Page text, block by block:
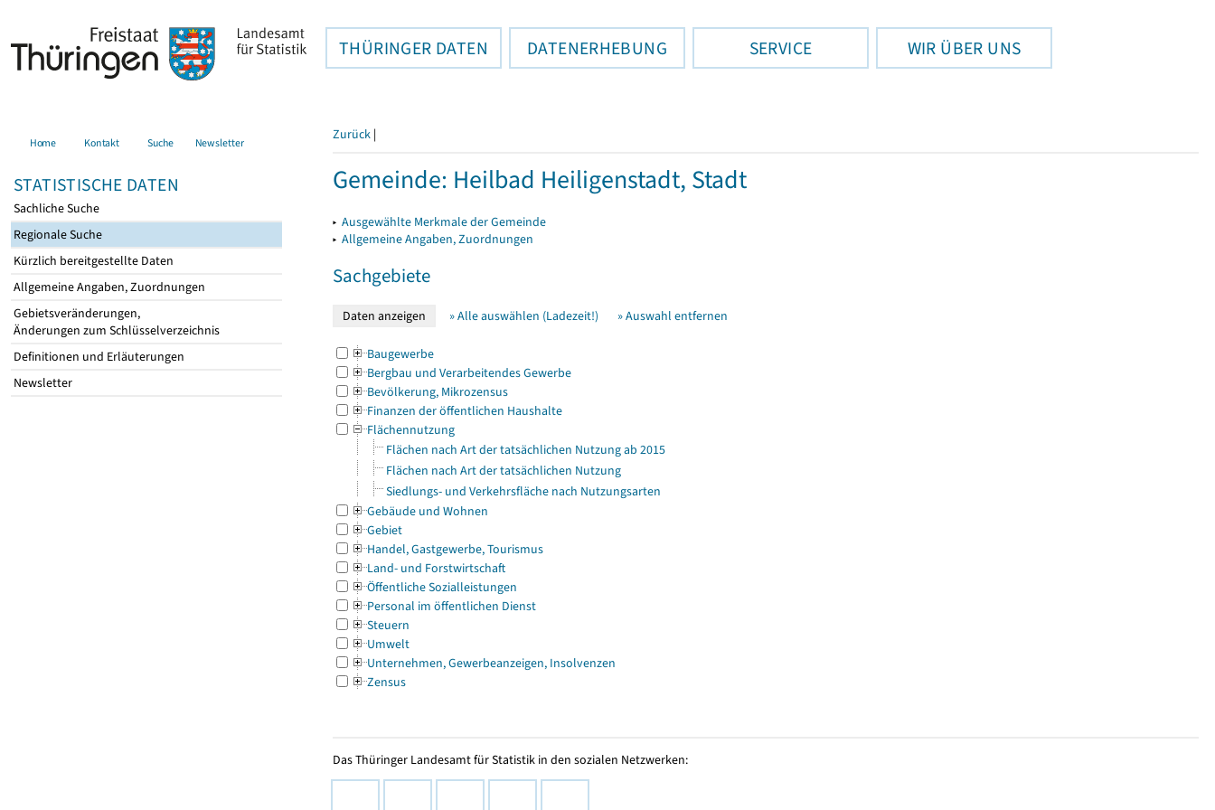
THÜRINGER DATEN DATENERHEBUNG SERVICE WIR ÜBER UNS
Home Kontakt Suche Newsletter
STATISTISCHE DATEN
Sachliche Suche
Regionale Suche
Kürzlich bereitgestellte Daten
Allgemeine Angaben, Zuordnungen
Gebietsveränderungen,
Änderungen zum Schlüsselverzeichnis
Definitionen und Erläuterungen
Newsletter
Zurück |
Gemeinde: Heilbad Heiligenstadt, Stadt
▸ Ausgewählte Merkmale der Gemeinde
▸ Allgemeine Angaben, Zuordnungen
Sachgebiete
» Alle auswählen (Ladezeit!) » Auswahl entfernen
Baugewerbe
Bergbau und Verarbeitendes Gewerbe
Bevölkerung, Mikrozensus
Finanzen der öffentlichen Haushalte
Flächennutzung
Flächen nach Art der tatsächlichen Nutzung ab 2015
Flächen nach Art der tatsächlichen Nutzung
Siedlungs- und Verkehrsfläche nach Nutzungsarten
Gebäude und Wohnen
Gebiet
Handel, Gastgewerbe, Tourismus
Land- und Forstwirtschaft
Öffentliche Sozialleistungen
Personal im öffentlichen Dienst
Steuern
Umwelt
Unternehmen, Gewerbeanzeigen, Insolvenzen
Zensus
Das Thüringer Landesamt für Statistik in den sozialen Netzwerken: